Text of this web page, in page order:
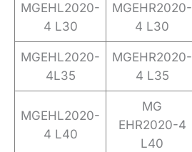
MGEHL2020-
4 L30
MGEHR2020-
4 L30
MGEHL2020-
4L35
MGEHR2020-
4 L35
MGEHL2020-
4 L40
MG
EHR2020-4
L40